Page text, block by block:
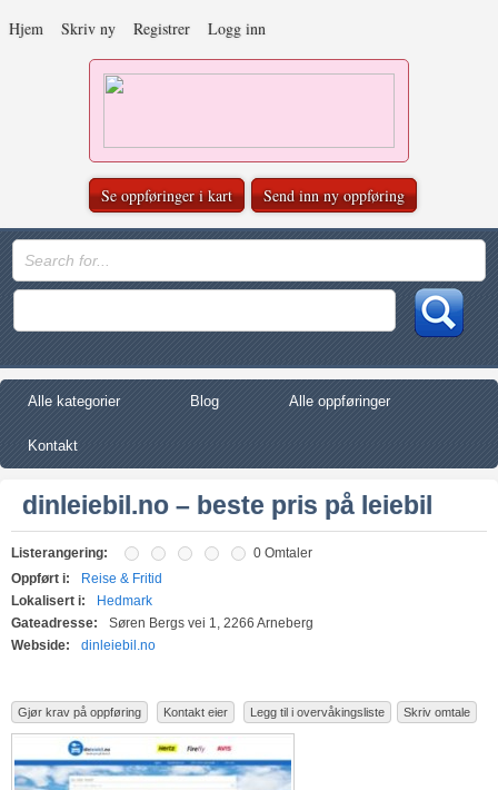
Hjem Skriv ny Registrer Logg inn
Se oppføringer i kart Send inn ny oppføring
Alle kategorier Blog Alle oppføringer
Kontakt
dinleiebil.no – beste pris på leiebil
Listerangering:
0 Omtaler
Oppført i:
Reise & Fritid
Lokalisert i:
Hedmark
Gateadresse:
Søren Bergs vei 1, 2266 Arneberg
Webside:
dinleiebil.no
Gjør krav på oppføring Kontakt eier Legg til i overvåkingsliste Skriv omtale